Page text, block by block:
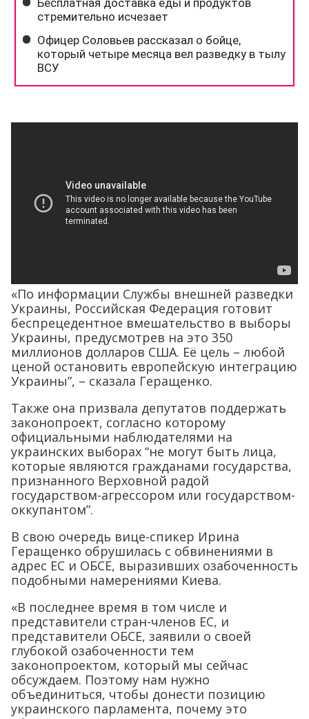
«По информации Службы внешней разведки
Украины, Российская Федерация готовит
беспрецедентное вмешательство в выборы
Украины, предусмотрев на это 350
миллионов долларов США. Её цель – любой
ценой остановить европейскую интеграцию
Украины”, – сказала Геращенко.
Также она призвала депутатов поддержать
законопроект, согласно которому
официальными наблюдателями на
украинских выборах “не могут быть лица,
которые являются гражданами государства,
признанного Верховной радой
государством-агрессором или государством-
оккупантом”.
В свою очередь вице-спикер Ирина
Геращенко обрушилась с обвинениями в
адрес ЕС и ОБСЕ, выразивших озабоченность
подобными намерениями Киева.
«В последнее время в том числе и
представители стран-членов ЕС, и
представители ОБСЕ, заявили о своей
глубокой озабоченности тем
законопроектом, который мы сейчас
обсуждаем. Поэтому нам нужно
объединиться, чтобы донести позицию
украинского парламента, почему это